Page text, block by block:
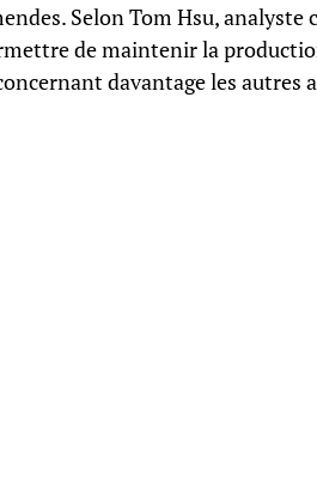
Selon Tom Hsu,
de maintenir la
davantage les autres